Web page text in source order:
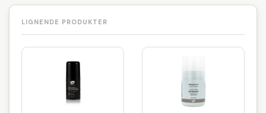
LIGNENDE PRODUKTER